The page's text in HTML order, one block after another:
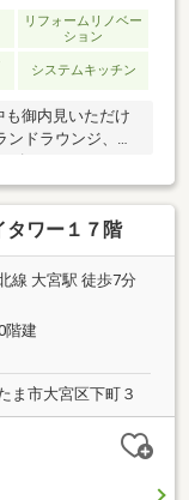
リフォームリノベー
ション
システムキッチン
御内見いただけ
ドラウンジ、フ
ゴルフスタジオ、
イブラリー、ゲス
コンビニ（朝7時
ジュサービス■ペ
【セキュリティ】
、防犯カメラ、ダ
サー≪Support≫□
シャル（T.sロー
ービス（３年間無
ワー１７階
線 大宮駅 徒歩7分
階建
ま市大宮区下町３